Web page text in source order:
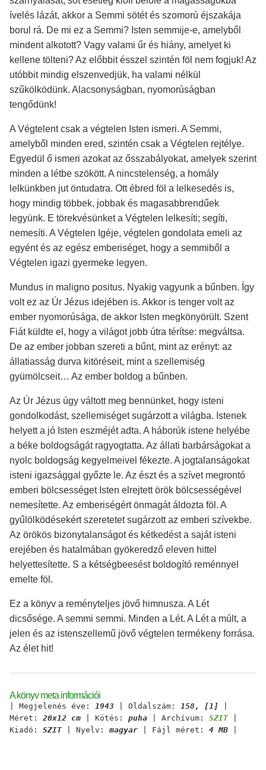
ívelés lázát, akkor a Semmi sötét és szomorú éjszakája
borul rá. De mi ez a Semmi? Isten semmije-e, amelyből
mindent alkotott? Vagy valami űr és hiány, amelyet ki
kellene tölteni? Az előbbit ésszel szintén föl nem fogjuk! Az
utóbbit mindig elszenvedjük, ha valami nélkül
szűkölködünk. Alacsonyságban, nyomorúságban
tengődünk!
A Végtelent csak a végtelen Isten ismeri. A Semmi,
amelyből minden ered, szintén csak a Végtelen rejtélye.
Egyedül ő ismeri azokat az ősszabályokat, amelyek szerint
minden a létbe szökött. A nincstelenség, a homály
lelkünkben jut öntudatra. Ott ébred föl a lelkesedés is,
hogy mindig többek, jobbak és magasabbrendűek
legyünk. E törekvésünket a Végtelen lelkesíti; segíti,
nemesíti. A Végtelen Igéje, végtelen gondolata emeli az
egyént és az egész emberiséget, hogy a semmiből a
Végtelen igazi gyermeke legyen.
Mundus in maligno positus. Nyakig vagyunk a bűnben. Így
volt ez az Úr Jézus idejében is. Akkor is tenger volt az
ember nyomorúsága, de akkor Isten megkönyörült. Szent
Fiát küldte el, hogy a világot jobb útra térítse: megváltsa.
De az ember jobban szereti a bűnt, mint az erényt: az
állatiasság durva kitöréseit, mint a szellemiség
gyümölcseit… Az ember boldog a bűnben.
Az Úr Jézus úgy váltott meg bennünket, hogy isteni
gondolkodást, szellemiséget sugárzott a világba. Istenek
helyett a jó Isten eszméjét adta. A háborúk istene helyébe
a béke boldogságát ragyogtatta. Az állati barbárságokat a
nyolc boldogság kegyelmeivel fékezte. A jogtalanságokat
isteni igazsággal győzte le. Az észt és a szívet megrontó
emberi bölcsességet Isten elrejtett örök bölcsességével
nemesítette. Az emberiségért önmagát áldozta föl. A
gyűlölködésekért szeretetet sugárzott az emberi szívekbe.
Az örökös bizonytalanságot és kétkedést a saját isteni
erejében és hatalmában gyökeredző eleven hittel
helyettesítette. S a kétségbeesést boldogító reménnyel
emelte föl.
Ez a könyv a reményteljes jövő himnusza. A Lét
dicsősége. A semmi semmi. Minden a Lét. A Lét a múlt, a
jelen és az istenszellemű jövő végtelen termékeny forrása.
Az élet hit!
A könyv meta információi
| Megjelenés éve: 1943 | Oldalszám: 158, [1]
Méret: 20x12 cm | Kötés: puha | Archívum: SZIT
Kiadó: SZIT | Nyelv: magyar | Fájl méret: 4 MB